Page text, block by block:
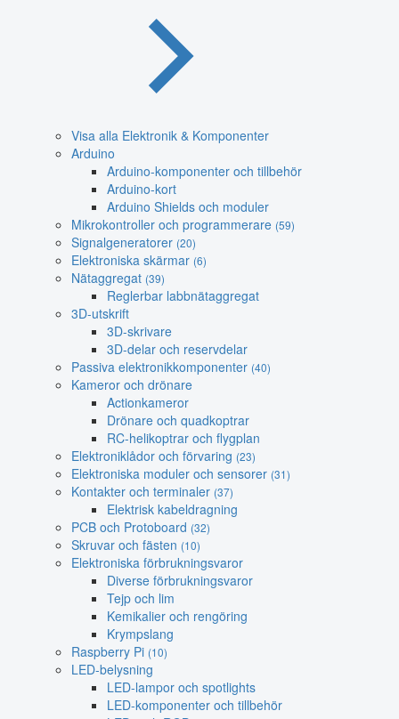
Visa alla Elektronik & Komponenter
Arduino
Arduino-komponenter och tillbehör
Arduino-kort
Arduino Shields och moduler
Mikrokontroller och programmerare (59)
Signalgeneratorer (20)
Elektroniska skärmar (6)
Nätaggregat (39)
Reglerbar labbnätaggregat
3D-utskrift
3D-skrivare
3D-delar och reservdelar
Passiva elektronikkomponenter (40)
Kameror och drönare
Actionkameror
Drönare och quadkoptrar
RC-helikoptrar och flygplan
Elektroniklådor och förvaring (23)
Elektroniska moduler och sensorer (31)
Kontakter och terminaler (37)
Elektrisk kabeldragning
PCB och Protoboard (32)
Skruvar och fästen (10)
Elektroniska förbrukningsvaror
Diverse förbrukningsvaror
Tejp och lim
Kemikalier och rengöring
Krympslang
Raspberry Pi (10)
LED-belysning
LED-lampor och spotlights
LED-komponenter och tillbehör